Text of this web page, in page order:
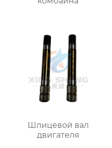
Шлицевой вал
двигателя